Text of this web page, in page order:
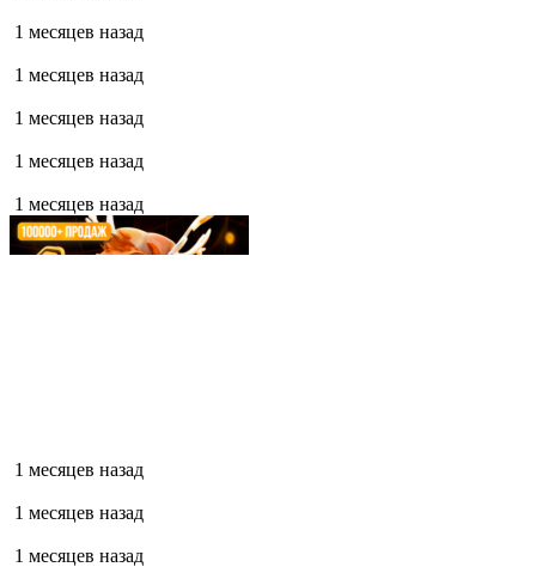
1 месяцев назад
1 месяцев назад
1 месяцев назад
1 месяцев назад
1 месяцев назад
1 месяцев назад
1 месяцев назад
1 месяцев назад